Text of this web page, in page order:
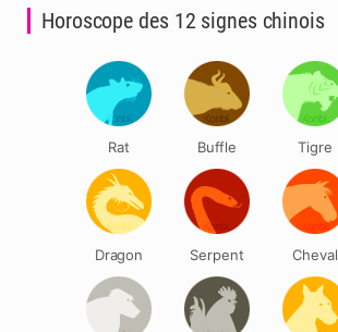
Horoscope des 12 signes chinois
Rat Buffle Tigre
Dragon Serpent Cheval